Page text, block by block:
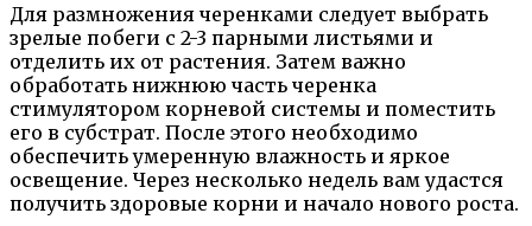
Для размножения черенками следует выбрать
зрелые побеги с 2-3 парными листьями и
отделить их от растения. Затем важно
обработать нижнюю часть черенка
стимулятором корневой системы и поместить
его в субстрат. После этого необходимо
обеспечить умеренную влажность и яркое
освещение. Через несколько недель вам удастся
получить здоровые корни и начало нового роста.